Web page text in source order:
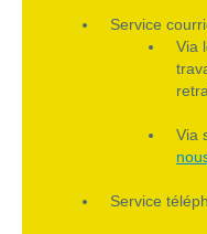
Service
Via
Via
Service